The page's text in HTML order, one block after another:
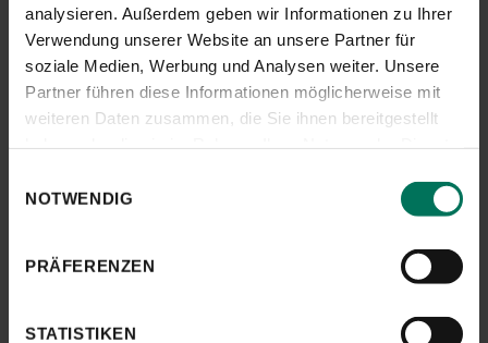
analysieren. Außerdem geben wir Informationen zu Ihrer
Verwendung unserer Website an unsere Partner für
soziale Medien, Werbung und Analysen weiter. Unsere
Partner führen diese Informationen möglicherweise mit
weiteren Daten zusammen, die Sie ihnen bereitgestellt
NOTWENDIG
PRÄFERENZEN
STATISTIKEN
Die aktuelle Ausstellung "Wald – Forest" versucht eine
Gegenüberstellung der Themen Wald, Jagd und Forstwirtschaft in
Deutschland und den USA. Beim Zentralpavillon wird die
Gestaltungsidee der kleineren Info-Spots fortgeführt und erweitert.
In der Architektur werden dabei Formelemente zweier ostasiatischer
Baumarten thematisiert.